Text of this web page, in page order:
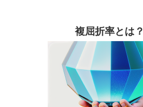
複屈折率とは？